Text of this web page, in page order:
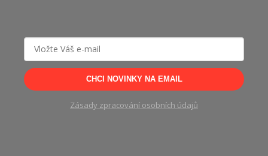
CHCI NOVINKY NA EMAIL
Zásady zpracování osobních údajů